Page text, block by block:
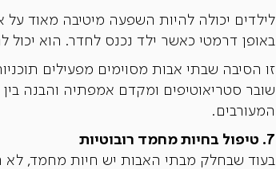
לילדים יכולה להיות השפעה מיטיבה מאוד
באופן דרמטי כאשר ילד נכנס לחדר. הוא יכול
זו הסיבה שבתי אבות מסוימים מפעילים
שובר סטריאוטיפים ומקדם אמפתיה והבנה
המעורבים.
7. טיפול בחיות מחמד רובוטיות
בעוד שבחלק מבתי האבות יש חיות מחמד, לא